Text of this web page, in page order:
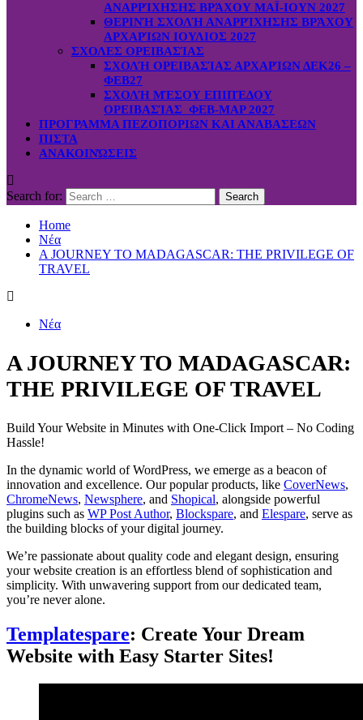
ΑΝΑΡΡΊΧΗΣΗΣ ΒΡΆΧΟΥ ΜΑΪ-ΙΟΥΝ 2027
ΘΕΡΙΝΉ ΣΧΟΛΉ ΑΝΑΡΡΊΧΗΣΗΣ ΒΡΆΧΟΥ
ΑΡΧΑΡΊΩΝ ΙΟΥΛΙΟΣ 2027
ΣΧΟΛΕΣ ΟΡΕΙΒΑΣΊΑΣ
ΣΧΟΛΉ ΟΡΕΙΒΑΣΊΑΣ ΑΡΧΑΡΊΩΝ ΔΕΚ26 –
ΦΕΒ27
ΣΧΟΛΉ ΜΈΣΟΥ ΕΠΙΠΈΔΟΥ
ΟΡΕΙΒΑΣΊΑΣ ΦΕΒ-ΜΑΡ 2027
ΠΡΟΓΡΑΜΜΑ ΠΕΖΟΠΟΡΙΩΝ ΚΑΙ ΑΝΑΒΑΣΕΩΝ
ΠΙΣΤΑ
ΑΝΑΚΟΙΝΏΣΕΙΣ
Search for:
Home
Νέα
A JOURNEY TO MADAGASCAR: THE PRIVILEGE OF
TRAVEL
Νέα
A JOURNEY TO MADAGASCAR:
THE PRIVILEGE OF TRAVEL
Build Your Website in Minutes with One-Click Import – No Coding
Hassle!
In the dynamic world of WordPress, we emerge as a beacon of
innovation and excellence. Our popular products, like CoverNews,
ChromeNews, Newsphere, and Shopical, alongside powerful
plugins such as WP Post Author, Blockspare, and Elespare, serve as
the building blocks of your digital journey.
We’re passionate about quality code and elegant design, ensuring
your website creation is an effortless blend of sophistication and
simplicity. With unwavering support from our dedicated team,
you’re never alone.
Templatespare: Create Your Dream
Website with Easy Starter Sites!